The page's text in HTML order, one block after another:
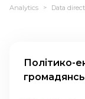
Analytics > Data
Політико-